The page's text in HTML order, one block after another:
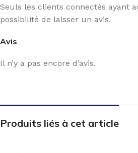
Avis
Il n’y a pas encore d’avis.
Seuls les clients connectés ayant
possibilité de laisser un avis.
Produits liés à cet article